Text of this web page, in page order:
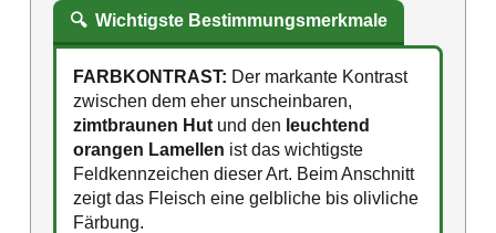
🔍 Wichtigste Bestimmungsmerkmale
FARBKONTRAST: Der markante Kontrast
zwischen dem eher unscheinbaren,
zimtbraunen Hut und den leuchtend
orangen Lamellen ist das wichtigste
Feldkennzeichen dieser Art. Beim Anschnitt
zeigt das Fleisch eine gelbliche bis olivliche
Färbung.